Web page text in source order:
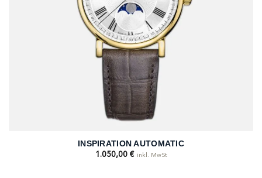
INSPIRATION AUTOMATIC
1.050,00 € inkl. MwSt